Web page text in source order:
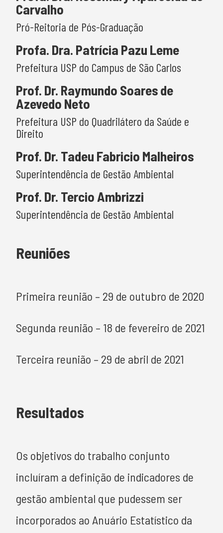
Carvalho
Pró-Reitoria de Pós-Graduação
Profa. Dra. Patrícia Pazu Leme
Prefeitura USP do Campus de São Carlos
Prof. Dr. Raymundo Soares de
Azevedo Neto
Prefeitura USP do Quadrilátero da Saúde e
Direito
Prof. Dr. Tadeu Fabricio Malheiros
Superintendência de Gestão Ambiental
Prof. Dr. Tercio Ambrizzi
Superintendência de Gestão Ambiental
Reuniões
Primeira reunião – 29 de outubro de 2020
Segunda reunião – 18 de fevereiro de 2021
Terceira reunião – 29 de abril de 2021
Resultados
Os objetivos do trabalho conjunto
incluíram a definição de indicadores de
gestão ambiental que pudessem ser
incorporados ao Anuário Estatístico da